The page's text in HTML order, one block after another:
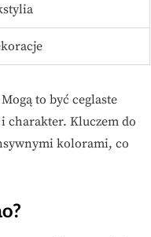
to być ceglaste
charakter. Kluczem do
kolorami, co